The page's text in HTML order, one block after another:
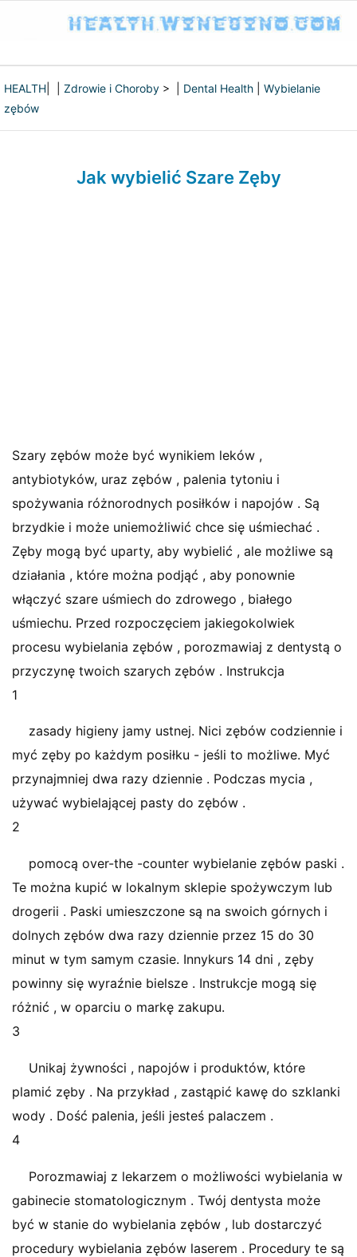
HEALTH Zdrowie i Choroby > | Dental Health
Wybielanie
zębów
Jak wybielić Szare Zęby
Szary zębów może być wynikiem leków ,
antybiotyków, uraz zębów , palenia tytoniu i
spożywania różnorodnych posiłków i napojów . Są
brzydkie i może uniemożliwić chce się uśmiechać .
Zęby mogą być uparty, aby wybielić , ale możliwe są
działania , które można podjąć , aby ponownie
włączyć szare uśmiech do zdrowego , białego
uśmiechu. Przed rozpoczęciem jakiegokolwiek
procesu wybielania zębów , porozmawiaj z dentystą o
przyczynę twoich szarych zębów . Instrukcja
1
zasady higieny jamy ustnej. Nici zębów codziennie i
myć zęby po każdym posiłku - jeśli to możliwe. Myć
przynajmniej dwa razy dziennie . Podczas mycia ,
używać wybielającej pasty do zębów .
2
pomocą over-the -counter wybielanie zębów paski .
Te można kupić w lokalnym sklepie spożywczym lub
drogerii . Paski umieszczone są na swoich górnych i
dolnych zębów dwa razy dziennie przez 15 do 30
minut w tym samym czasie. Innykurs 14 dni , zęby
powinny się wyraźnie bielsze . Instrukcje mogą się
różnić , w oparciu o markę zakupu.
3
Unikaj żywności , napojów i produktów, które
plamić zęby . Na przykład , zastąpić kawę do szklanki
wody . Dość palenia, jeśli jesteś palaczem .
4
Porozmawiaj z lekarzem o możliwości wybielania w
gabinecie stomatologicznym . Twój dentysta może
być w stanie do wybielania zębów , lub dostarczyć
procedury wybielania zębów laserem . Procedury te są